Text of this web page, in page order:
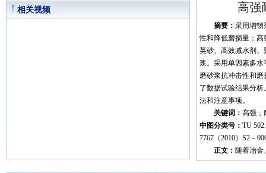
相关视频 高强
摘要： 采用增韧
性和降低磨损量；
英砂、高效减水剂
浆。采用单因素多
磨砂浆抗冲击性和
了数据试验结果分
法和注意事项。
关键词 ： 高强；
中图分类号： TU
7767（2010）S2－
正文： 随着冶